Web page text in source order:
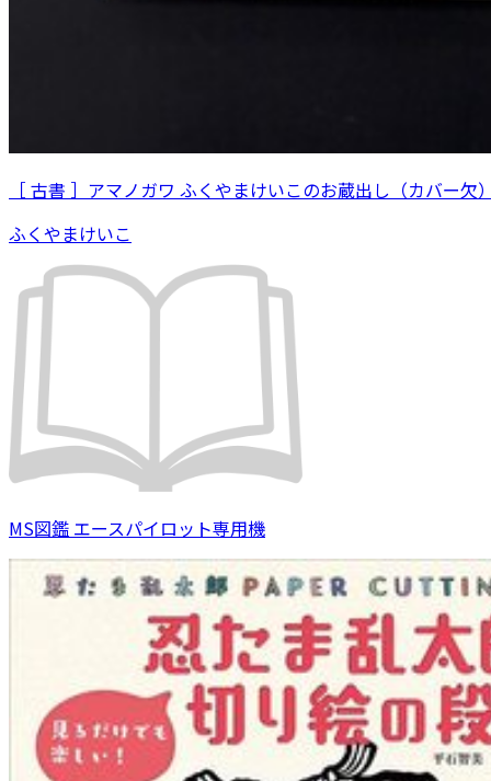
［ 古書 ］アマノガワ ふくやまけいこのお蔵出し（カバー欠
ふくやまけいこ
MS図鑑 エースパイロット専用機